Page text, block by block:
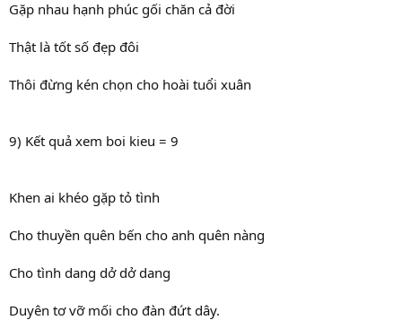
Gặp nhau hạnh phúc gối chăn cả đời
Thật là tốt số đẹp đôi
Thôi đừng kén chọn cho hoài tuổi xuân
9) Kết quả xem boi kieu = 9
Khen ai khéo gặp tỏ tình
Cho thuyền quên bến cho anh quên nàng
Cho tình dang dở dở dang
Duyên tơ vỡ mối cho đàn đứt dây.